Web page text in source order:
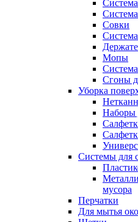
Совки
Мопы
Сгоны
Уборка
Наборы
Системы для
мусора
Перчатки
Для мытья